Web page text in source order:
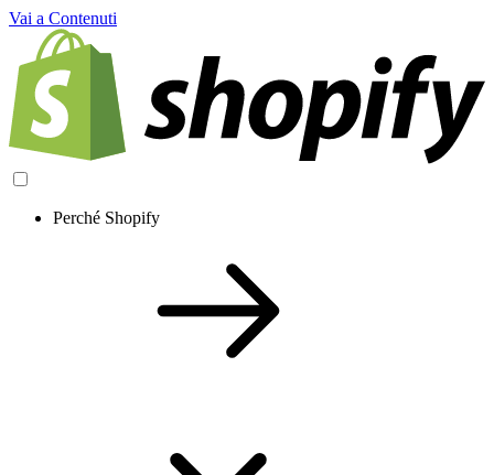
Vai a Contenuti
Perché Shopify